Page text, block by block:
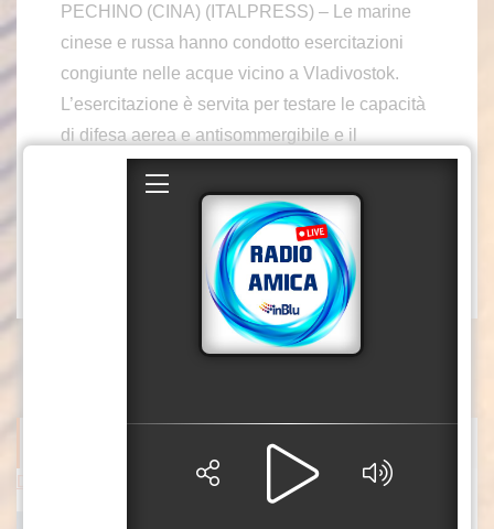
PECHINO (CINA) (ITALPRESS) – Le marine
cinese e russa hanno condotto esercitazioni
congiunte nelle acque vicino a Vladivostok.
L’esercitazione è servita per testare le capacità
di difesa aerea e antisommergibile e il
durata tre giorni.
(Fonte video CCTV)
Darderi avanza ai quarti a Montreal, Borges battuto in rimonta